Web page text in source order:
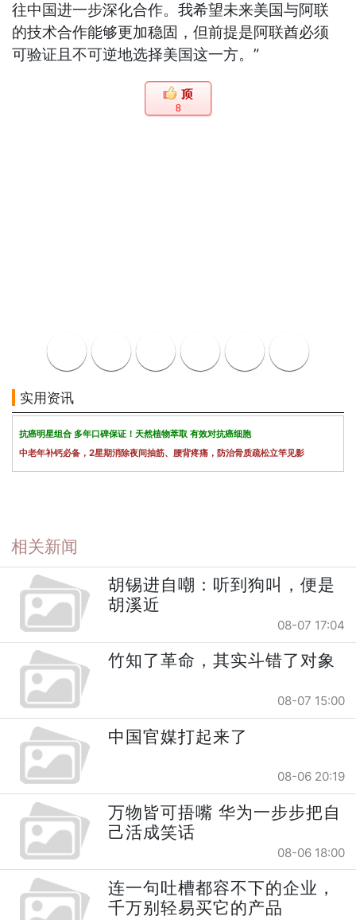
往中国进一步深化合作。我希望未来美国与阿联
的技术合作能够更加稳固，但前提是阿联酋必须
可验证且不可逆地选择美国这一方。”
8
实用资讯
抗癌明星组合 多年口碑保证！天然植物萃取 有效对抗癌细胞
中老年补钙必备，2星期消除夜间抽筋、腰背疼痛，防治骨质疏松立竿见影
相关新闻
胡锡进自嘲：听到狗叫，便是
胡溪近
08-07 17:04
竹知了革命，其实斗错了对象
08-07 15:00
中国官媒打起来了
08-06 20:19
万物皆可捂嘴 华为一步步把自
己活成笑话
08-06 18:00
连一句吐槽都容不下的企业，
千万别轻易买它的产品